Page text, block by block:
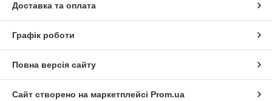
Доставка та оплата
Графік роботи
Повна версія сайту
Сайт створено на маркетплейсі Prom.ua